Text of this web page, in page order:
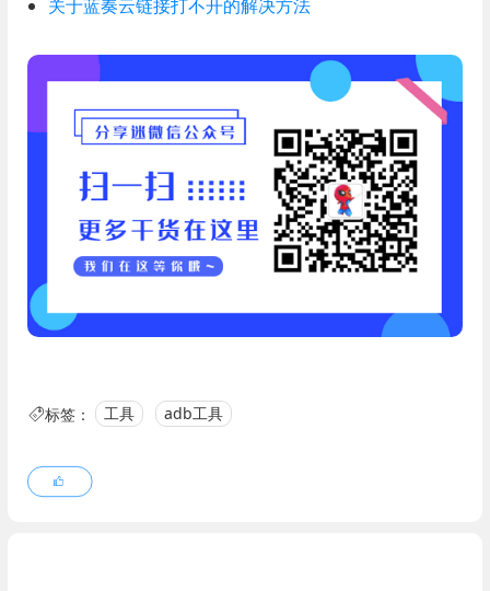
关于蓝奏云链接打不开的解决方法
标签： 工具 adb工具